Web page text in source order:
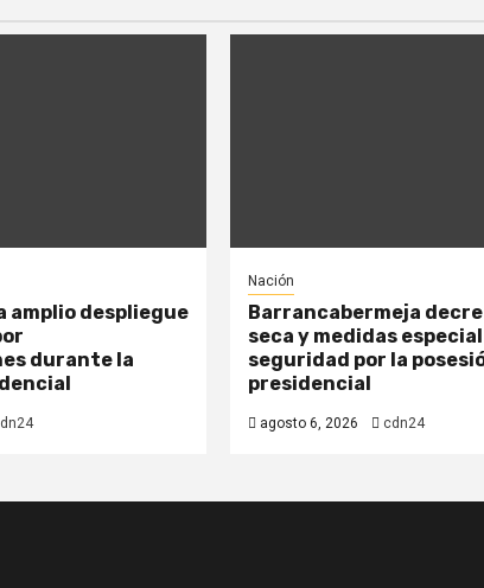
amplio despliegue
durante la
Nación
Barrancabermeja
seca y medidas
seguridad por la
presidencial
agosto 6, 2026 cdn24